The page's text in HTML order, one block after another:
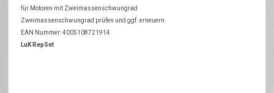
für Motoren mit Zweimassenschwungrad
Zweimassenschwungrad prüfen und ggf. erneuern
EAN Nummer: 4005108721914
LuK RepSet